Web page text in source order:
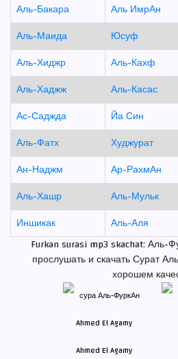
Аль-Бакара Аль ИмрАн
Аль-Маида
Юсуф
Аль-Хиджр
Аль-Кахф
Аль-Хаджж
Аль-Касас
Ас-Саджда
Йа Син
Аль-Фатх
Худжурат
Ан-Наджм
Ар-РахмАн
Аль-Хашр
Аль-Мульк
Иншикак
Аль-Аля
Furkan surasi mp3 skachat: Аль-
прослушать и скачать Сурат
хорошем
Ahmed El Agamy